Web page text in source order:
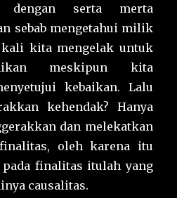
dengan serta merta
sebab mengetahui milik
kita mengelak untuk
meskipun kita
kebaikan. Lalu
kehendak? Hanya
dan melekatkan
oleh karena itu
finalitas itulah yang
causalitas.